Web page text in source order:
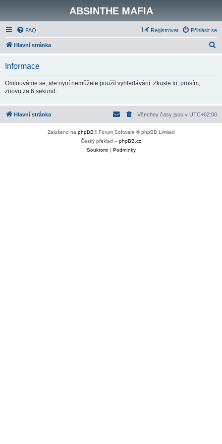
ABSINTHE MAFIA
FAQ Přihlásit se
Registrovat
Hlavní stránka
Informace
Omlouváme se, ale nyní nemůžete použít vyhledávání. Zkuste to, prosím,
znovu za 6 sekund.
Hlavní stránka Všechny časy jsou v UTC+02:00
Založeno na phpBB® Forum Software © phpBB Limited
Český překlad – phpBB.cz
Soukromí| Podmínky